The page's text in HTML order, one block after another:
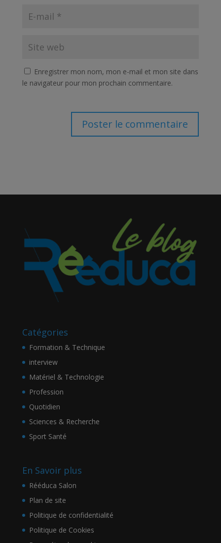
Enregistrer mon nom, mon e-mail et mon site dans
le navigateur pour mon prochain commentaire.
Catégories
Formation & Technique
interview
Matériel & Technologie
Profession
Quotidien
Sciences & Recherche
Sport Santé
En Savoir plus
Rééduca Salon
Plan de site
Politique de confidentialité
Politique de Cookies